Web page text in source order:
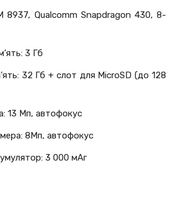
8937, Qualcomm Snapdragon 430, 8-
3 Гб
32 Гб + слот для MicroSD (до 128
13 Мп, автофокус
8Мп, автофокус
3 000 мАг